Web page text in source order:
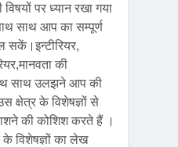
पर ध्यान रखा गया
साथ आप का सम्पूर्ण
सकें।इन्टीरियर,
की
साथ उलझने आप की
क्षेत्र के विशेषज्ञों से
की कोशिश करते हैं ।
के विशेषज्ञों का लेख